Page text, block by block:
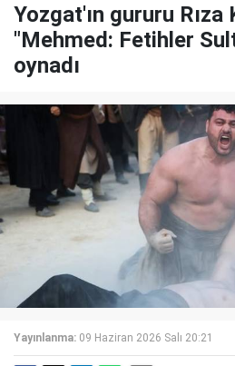
Yozgat'ın gururu Rıza
"Mehmed: Fetihler
oynadı
Yayınlanma: 09 Haziran 2026 Salı 20:21